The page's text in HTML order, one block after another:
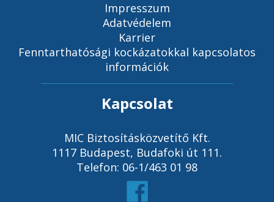
Impresszum
Adatvédelem
Karrier
Fenntarthatósági kockázatokkal kapcsolatos
információk
Kapcsolat
MIC Biztosításközvetítő Kft.
1117 Budapest, Budafoki út 111.
Telefon: 06-1/463 01 98